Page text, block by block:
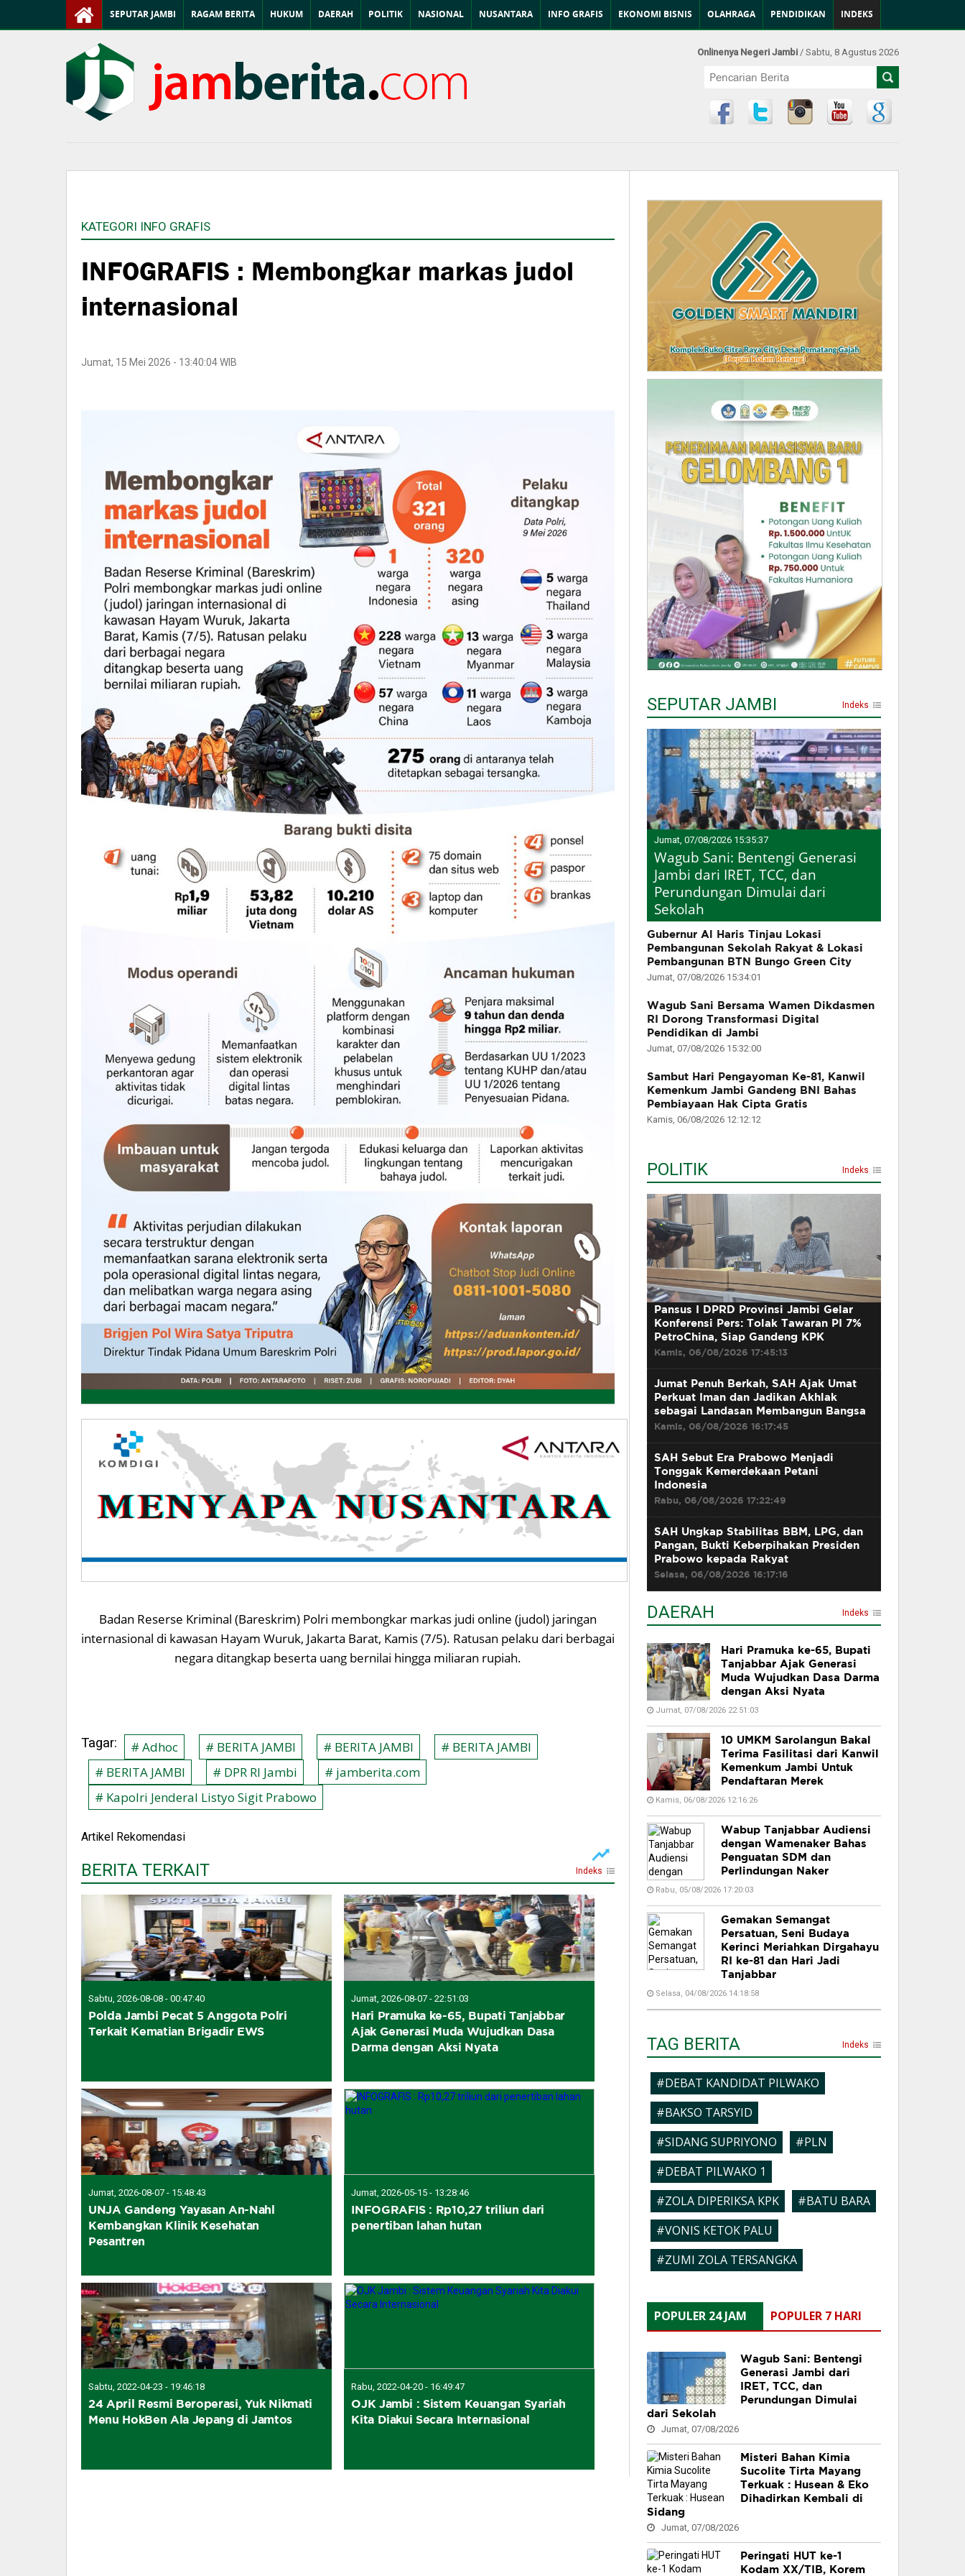
SEPUTAR JAMBI RAGAM BERITA HUKUM DAERAH POLITIK NASIONAL NUSANTARA INFO GRAFIS EKONOMI BISNIS OLAHRAGA PENDIDIKAN INDEKS
Onlinenya Negeri Jambi / Sabtu, 8 Agustus 2026
KATEGORI INFO GRAFIS
INFOGRAFIS : Membongkar markas judol
internasional
Jumat, 15 Mei 2026 - 13:40:04 WIB
Badan Reserse Kriminal (Bareskrim) Polri membongkar markas judi online (judol) jaringan
internasional di kawasan Hayam Wuruk, Jakarta Barat, Kamis (7/5). Ratusan pelaku dari berbagai
negara ditangkap beserta uang bernilai hingga miliaran rupiah.
Tagar: # Adhoc # BERITA JAMBI # BERITA JAMBI
# BERITA JAMBI
# BERITA JAMBI
# DPR RI Jambi
# jamberita.com
# Kapolri Jenderal Listyo Sigit Prabowo
Artikel Rekomendasi
BERITA TERKAIT Indeks
Sabtu, 2026-08-08 - 00:47:40
Polda Jambi Pecat 5 Anggota Polri
Terkait Kematian Brigadir EWS
Jumat, 2026-08-07 - 22:51:03
Hari Pramuka ke-65, Bupati Tanjabbar
Ajak Generasi Muda Wujudkan Dasa
Darma dengan Aksi Nyata
Jumat, 2026-08-07 - 15:48:43
UNJA Gandeng Yayasan An-Nahl
Kembangkan Klinik Kesehatan
Pesantren
Jumat, 2026-05-15 - 13:28:46
INFOGRAFIS : Rp10,27 triliun dari
penertiban lahan hutan
Sabtu, 2022-04-23 - 19:46:18
24 April Resmi Beroperasi, Yuk Nikmati
Menu HokBen Ala Jepang di Jamtos
Rabu, 2022-04-20 - 16:49:47
OJK Jambi : Sistem Keuangan Syariah
Kita Diakui Secara Internasional
SEPUTAR JAMBI Indeks
Jumat, 07/08/2026 15:35:37
Wagub Sani: Bentengi Generasi
Jambi dari IRET, TCC, dan
Perundungan Dimulai dari
Sekolah
Gubernur Al Haris Tinjau Lokasi
Pembangunan Sekolah Rakyat & Lokasi
Pembangunan BTN Bungo Green City
Jumat, 07/08/2026 15:34:01
Wagub Sani Bersama Wamen Dikdasmen
RI Dorong Transformasi Digital
Pendidikan di Jambi
Jumat, 07/08/2026 15:32:00
Sambut Hari Pengayoman Ke-81, Kanwil
Kemenkum Jambi Gandeng BNI Bahas
Pembiayaan Hak Cipta Gratis
Kamis, 06/08/2026 12:12:12
POLITIK Indeks
Pansus I DPRD Provinsi Jambi Gelar
Konferensi Pers: Tolak Tawaran PI 7%
PetroChina, Siap Gandeng KPK
Kamis, 06/08/2026 17:45:13
Jumat Penuh Berkah, SAH Ajak Umat
Perkuat Iman dan Jadikan Akhlak
sebagai Landasan Membangun Bangsa
Kamis, 06/08/2026 16:17:45
SAH Sebut Era Prabowo Menjadi
Tonggak Kemerdekaan Petani
Indonesia
Rabu, 06/08/2026 17:22:49
SAH Ungkap Stabilitas BBM, LPG, dan
Pangan, Bukti Keberpihakan Presiden
Prabowo kepada Rakyat
Selasa, 06/08/2026 16:17:16
DAERAH Indeks
Hari Pramuka ke-65, Bupati
Tanjabbar Ajak Generasi
Muda Wujudkan Dasa Darma
dengan Aksi Nyata
Jumat, 07/08/2026 22:51:03
10 UMKM Sarolangun Bakal
Terima Fasilitasi dari Kanwil
Kemenkum Jambi Untuk
Pendaftaran Merek
Kamis, 06/08/2026 12:16:26
Wabup Tanjabbar Audiensi
dengan Wamenaker Bahas
Penguatan SDM dan
Perlindungan Naker
Rabu, 05/08/2026 17:20:03
Gemakan Semangat
Persatuan, Seni Budaya
Kerinci Meriahkan Dirgahayu
RI ke-81 dan Hari Jadi
Tanjabbar
Selasa, 04/08/2026 14:18:58
TAG BERITA Indeks
#DEBAT KANDIDAT PILWAKO
#BAKSO TARSYID
#SIDANG SUPRIYONO
#PLN
#DEBAT PILWAKO 1
#ZOLA DIPERIKSA KPK
#BATU BARA
#VONIS KETOK PALU
#ZUMI ZOLA TERSANGKA
POPULER 24 JAM POPULER 7 HARI
Wagub Sani: Bentengi
Generasi Jambi dari
IRET, TCC, dan
Perundungan Dimulai
dari Sekolah
Jumat, 07/08/2026
Misteri Bahan Kimia
Sucolite Tirta Mayang
Terkuak : Husean & Eko
Dihadirkan Kembali di
Sidang
Jumat, 07/08/2026
Peringati HUT ke-1
Kodam XX/TIB, Korem